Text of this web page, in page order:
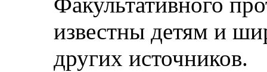
известны детям и
других источников.